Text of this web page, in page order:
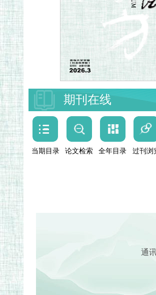
期刊在线
当期目录 论文检索 全年目录 过刊浏
通